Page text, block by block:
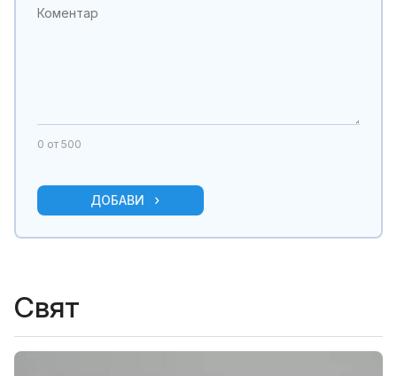
0 от 500
ДОБАВИ
Свят